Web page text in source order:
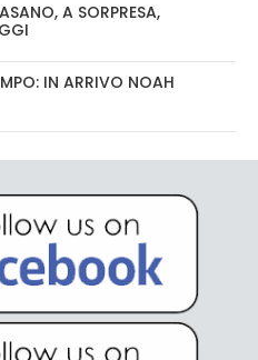
A SORPRESA,
IN ARRIVO NOAH